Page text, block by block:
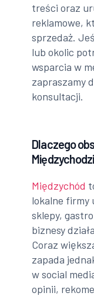
treści oraz
reklamowe,
sprzedaż.
lub okolic
wsparcia w
zapraszamy
konsultacji.
Dlaczego
Międzychód
lokalne firmy
sklepy,
biznesy
Coraz
zapada
w social
opinii,